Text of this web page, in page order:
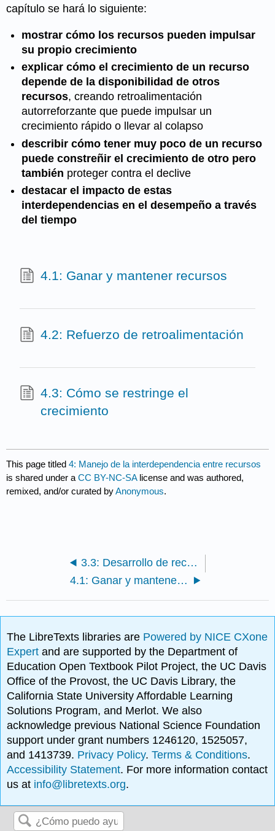
capítulo se hará lo siguiente:
mostrar cómo los recursos pueden impulsar
su propio crecimiento
explicar cómo el crecimiento de un recurso
depende de la disponibilidad de otros
recursos, creando retroalimentación
autorreforzante que puede impulsar un
crecimiento rápido o llevar al colapso
describir cómo tener muy poco de un recurso
puede constreñir el crecimiento de otro pero
también proteger contra el declive
destacar el impacto de estas
interdependencias en el desempeño a través
del tiempo
4.1: Ganar y mantener recursos
4.2: Refuerzo de retroalimentación
4.3: Cómo se restringe el
crecimiento
This page titled4: Manejo de la interdependencia entre recursos
is shared under aCC BY-NC-SA license and was authored,
remixed, and/or curated byAnonymous.
3.3: Desarrollo de recursos
4.1: Ganar y mantener recursos
The LibreTexts libraries are Powered by NICE CXone
Expertand are supported by the Department of
Education Open Textbook Pilot Project, the UC Davis
Office of the Provost, the UC Davis Library, the
California State University Affordable Learning
Solutions Program, and Merlot. We also
acknowledge previous National Science Foundation
support under grant numbers 1246120, 1525057,
and 1413739. Privacy Policy.Terms & Conditions.
Accessibility Statement. For more information contact
us at info@libretexts.org.